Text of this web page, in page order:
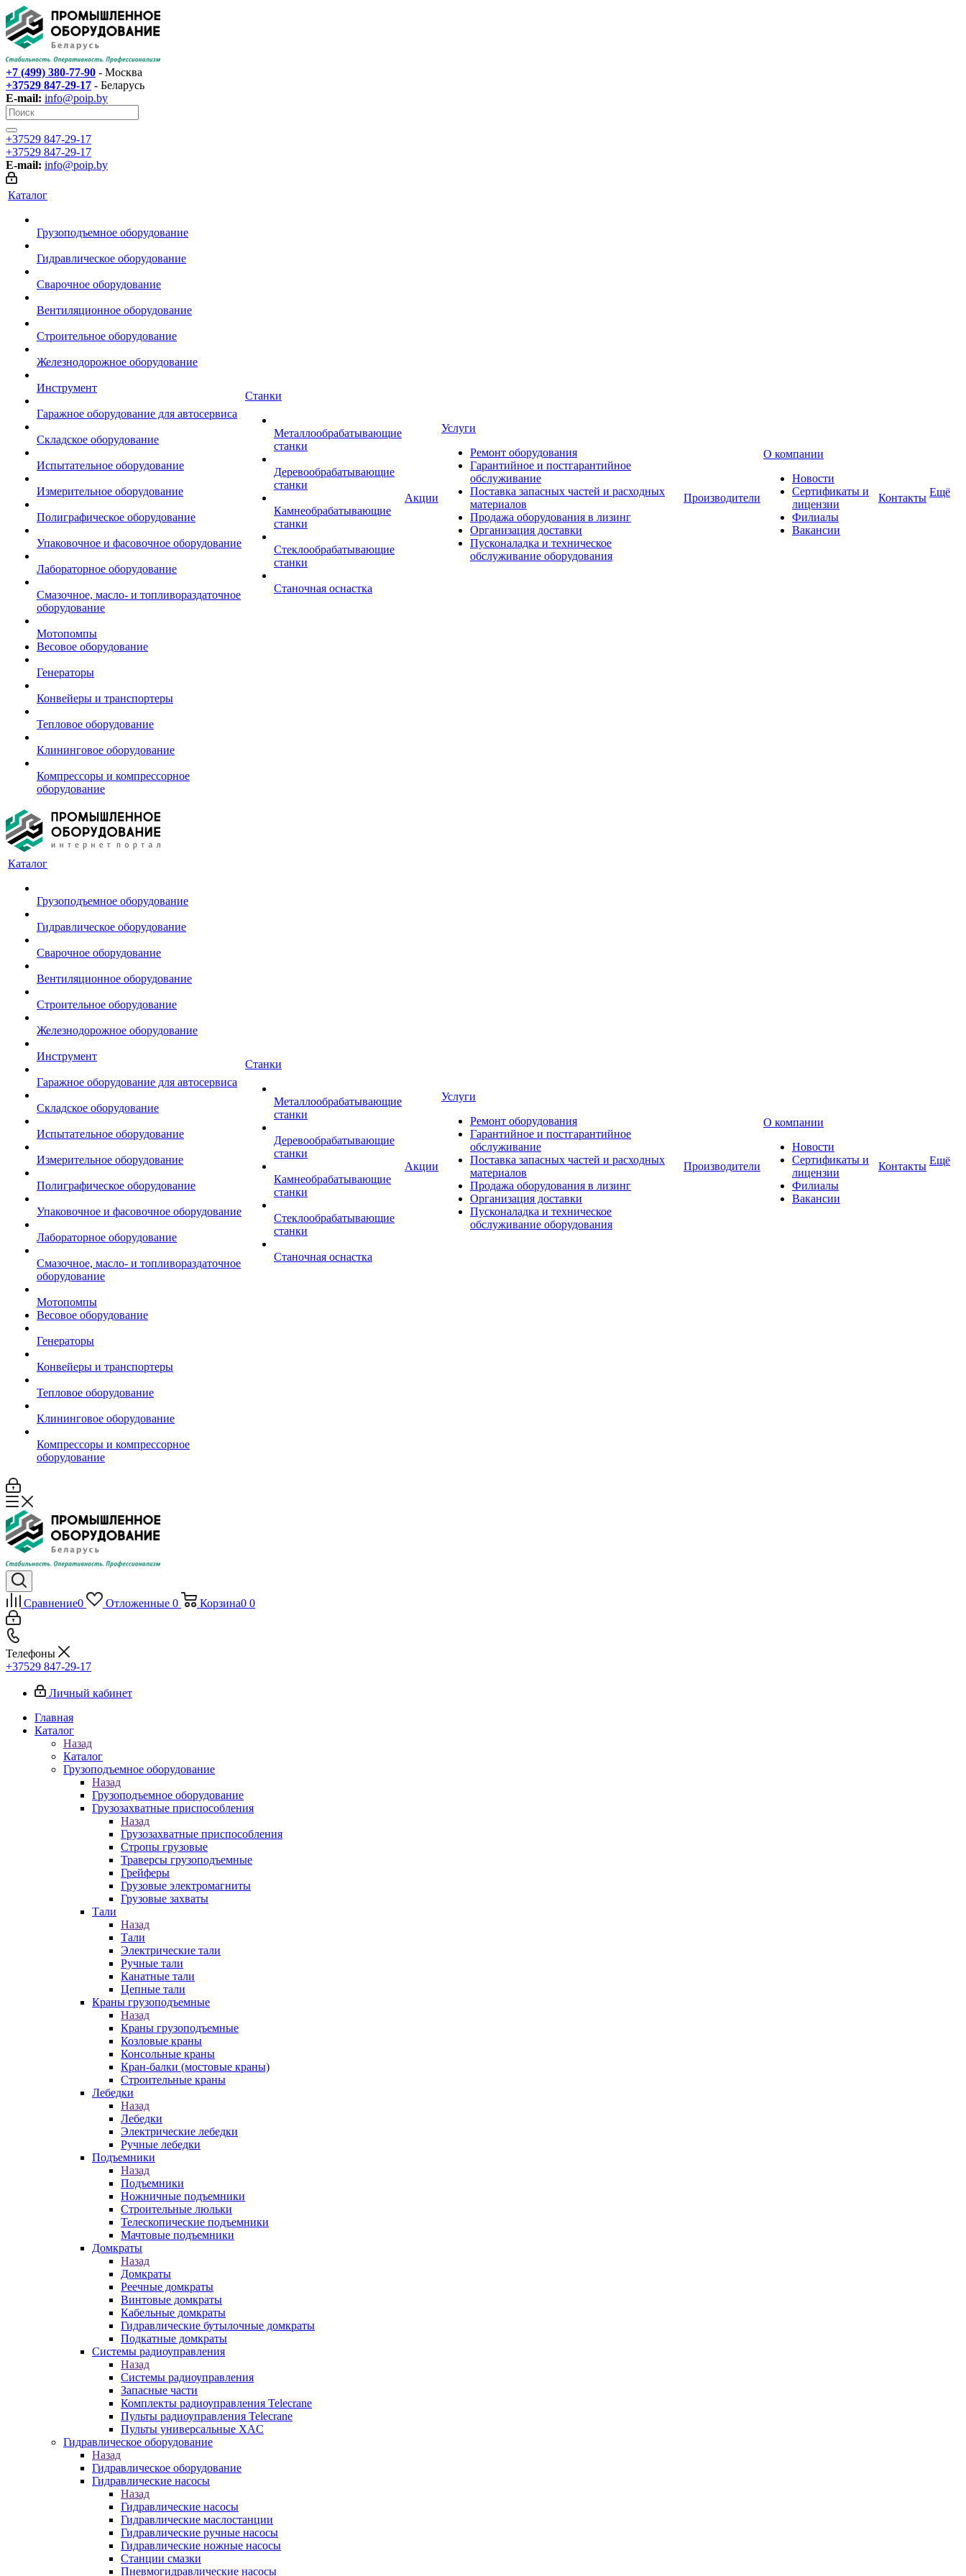
+7 (499) 380-77-90 - Москва
+37529 847-29-17‬ - Беларусь
E-mail: info@poip.by
+37529 847-29-17‬
+37529 847-29-17‬
E-mail: info@poip.by
Каталог
Грузоподъемное оборудование
Гидравлическое оборудование
Сварочное оборудование
Вентиляционное оборудование
Строительное оборудование
Железнодорожное оборудование
Инструмент
Гаражное оборудование для автосервиса
Складское оборудование
Испытательное оборудование
Измерительное оборудование
Полиграфическое оборудование
Упаковочное и фасовочное оборудование
Лабораторное оборудование
Смазочное, масло- и топливораздаточное
оборудование
Мотопомпы
Весовое оборудование
Генераторы
Конвейеры и транспортеры
Тепловое оборудование
Клининговое оборудование
Компрессоры и компрессорное
оборудование
Станки
Металлообрабатывающие
станки
Деревообрабатывающие
станки
Камнеобрабатывающие
станки
Стеклообрабатывающие
станки
Станочная оснастка
Акции
Услуги
Ремонт оборудования
Гарантийное и постгарантийное
обслуживание
Поставка запасных частей и расходных
материалов
Продажа оборудования в лизинг
Организация доставки
Пусконаладка и техническое
обслуживание оборудования
Производители
О компании
Новости
Сертификаты и
лицензии
Филиалы
Вакансии
Контакты Ещё
Каталог
Грузоподъемное оборудование
Гидравлическое оборудование
Сварочное оборудование
Вентиляционное оборудование
Строительное оборудование
Железнодорожное оборудование
Инструмент
Гаражное оборудование для автосервиса
Складское оборудование
Испытательное оборудование
Измерительное оборудование
Полиграфическое оборудование
Упаковочное и фасовочное оборудование
Лабораторное оборудование
Смазочное, масло- и топливораздаточное
оборудование
Мотопомпы
Весовое оборудование
Генераторы
Конвейеры и транспортеры
Тепловое оборудование
Клининговое оборудование
Компрессоры и компрессорное
оборудование
Станки
Металлообрабатывающие
станки
Деревообрабатывающие
станки
Камнеобрабатывающие
станки
Стеклообрабатывающие
станки
Станочная оснастка
Акции
Услуги
Ремонт оборудования
Гарантийное и постгарантийное
обслуживание
Поставка запасных частей и расходных
материалов
Продажа оборудования в лизинг
Организация доставки
Пусконаладка и техническое
обслуживание оборудования
Производители
О компании
Новости
Сертификаты и
лицензии
Филиалы
Вакансии
Контакты Ещё
Сравнение0 Отложенные 0 Корзина0 0
Телефоны
+37529 847-29-17‬
Личный кабинет
Главная
Каталог
Назад
Каталог
Грузоподъемное оборудование
Назад
Грузоподъемное оборудование
Грузозахватные приспособления
Назад
Грузозахватные приспособления
Стропы грузовые
Траверсы грузоподъемные
Грейферы
Грузовые электромагниты
Грузовые захваты
Тали
Назад
Тали
Электрические тали
Ручные тали
Канатные тали
Цепные тали
Краны грузоподъемные
Назад
Краны грузоподъемные
Козловые краны
Консольные краны
Кран-балки (мостовые краны)
Строительные краны
Лебедки
Назад
Лебедки
Электрические лебедки
Ручные лебедки
Подъемники
Назад
Подъемники
Ножничные подъемники
Строительные люльки
Телескопические подъемники
Мачтовые подъемники
Домкраты
Назад
Домкраты
Реечные домкраты
Винтовые домкраты
Кабельные домкраты
Гидравлические бутылочные домкраты
Подкатные домкраты
Системы радиоуправления
Назад
Системы радиоуправления
Запасные части
Комплекты радиоуправления Telecrane
Пульты радиоуправления Telecrane
Пульты универсальные XAC
Гидравлическое оборудование
Назад
Гидравлическое оборудование
Гидравлические насосы
Назад
Гидравлические насосы
Гидравлические маслостанции
Гидравлические ручные насосы
Гидравлические ножные насосы
Станции смазки
Пневмогидравлические насосы